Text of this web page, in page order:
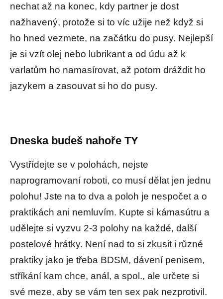
nechat až na konec, kdy partner je dost
nažhavený, protože si to víc užije než když si
ho hned vezmete, na začátku do pusy. Nejlepší
je si vzít olej nebo lubrikant a od údu až k
varlatům ho namasírovat, až potom dráždit ho
jazykem a zasouvat si ho do pusy.
Dneska budeš nahoře TY
Vystřídejte se v polohách, nejste
naprogramovaní roboti, co musí dělat jen jednu
polohu! Jste na to dva a poloh je nespočet a o
praktikách ani nemluvím. Kupte si kámasútru a
udělejte si vyzvu 2-3 polohy na každé, další
postelové hrátky. Není nad to si zkusit i různé
praktiky jako je třeba BDSM, dávení penisem,
stříkání kam chce, anál, a spol., ale určete si
své meze, aby se vám ten sex pak nezprotivil.